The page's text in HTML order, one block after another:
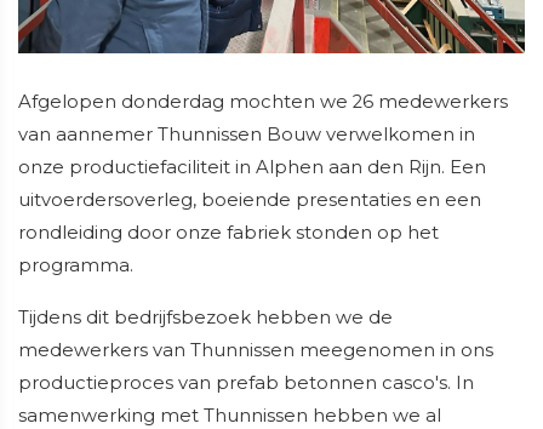
Afgelopen donderdag mochten we 26 medewerkers
van aannemer Thunnissen Bouw verwelkomen in
onze productiefaciliteit in Alphen aan den Rijn. Een
uitvoerdersoverleg, boeiende presentaties en een
rondleiding door onze fabriek stonden op het
programma.
Tijdens dit bedrijfsbezoek hebben we de
medewerkers van Thunnissen meegenomen in ons
productieproces van prefab betonnen casco's. In
samenwerking met Thunnissen hebben we al